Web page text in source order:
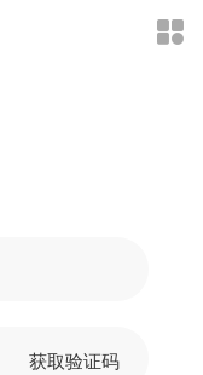
获取验证码
